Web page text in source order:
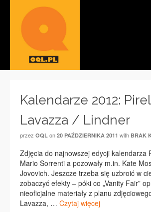
Kalendarze 2012:
Lavazza / Lindner
przez OQL on 20 PAŹDZIERNIKA 2011 with BRAK
Zdjęcia do najnowszej edycji kalendarza
Mario Sorrenti a pozowały m.in. Kate
Jovovich. Jeszcze trzeba się uzbroić w
zobaczyć efekty – póki co „Vanity Fair”
nieoficjalne materiały z planu
Lavazza, … Czytaj więcej